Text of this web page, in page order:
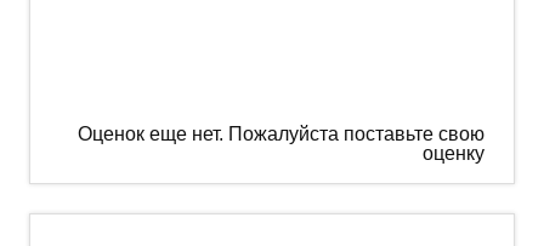
Оценок еще нет. Пожалуйста поставьте свою
оценку